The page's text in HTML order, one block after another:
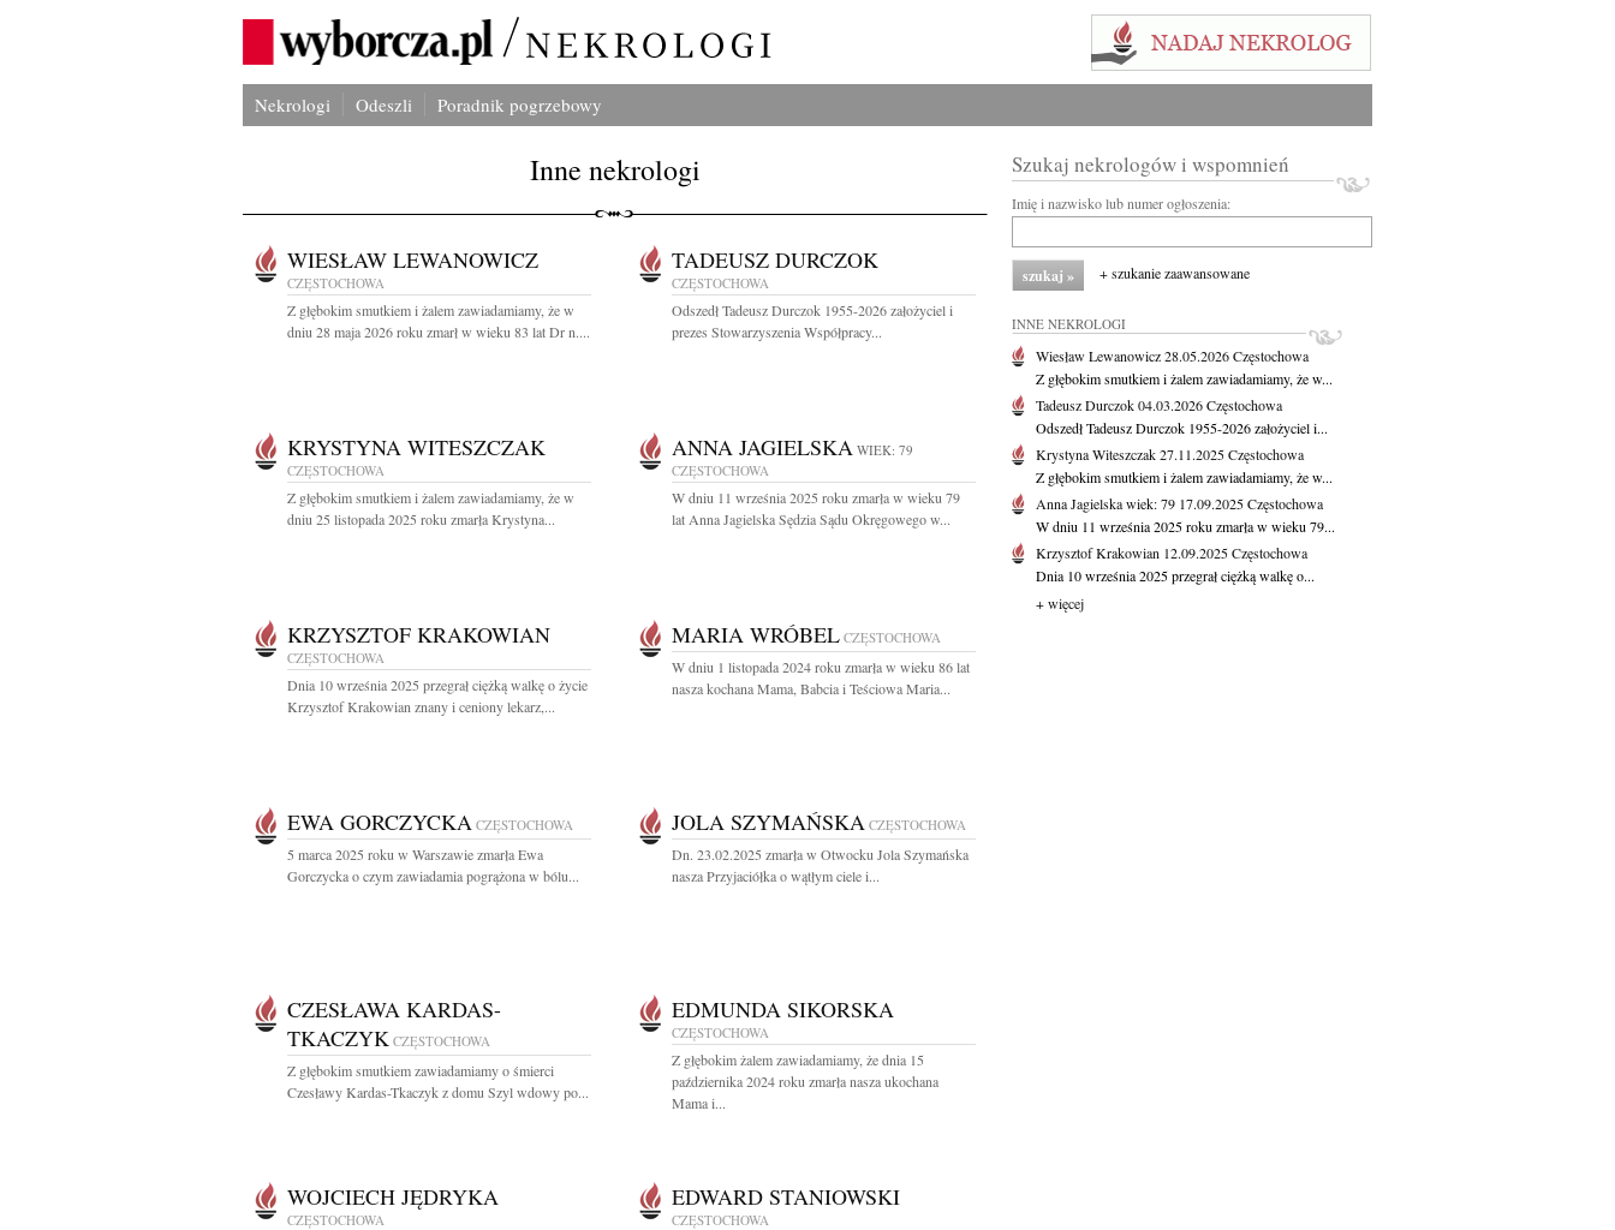
Nekrologi Odeszli Poradnik pogrzebowy
Inne nekrologi
WIESŁAW LEWANOWICZ
CZĘSTOCHOWA
Z głębokim smutkiem i żalem zawiadamiamy, że w
dniu 28 maja 2026 roku zmarł w wieku 83 lat Dr n....
TADEUSZ DURCZOK
CZĘSTOCHOWA
Odszedł Tadeusz Durczok 1955-2026 założyciel i
prezes Stowarzyszenia Współpracy...
KRYSTYNA WITESZCZAK
CZĘSTOCHOWA
Z głębokim smutkiem i żalem zawiadamiamy, że w
dniu 25 listopada 2025 roku zmarła Krystyna...
ANNA JAGIELSKA WIEK: 79
CZĘSTOCHOWA
W dniu 11 września 2025 roku zmarła w wieku 79
lat Anna Jagielska Sędzia Sądu Okręgowego w...
KRZYSZTOF KRAKOWIAN
CZĘSTOCHOWA
Dnia 10 września 2025 przegrał ciężką walkę o życie
Krzysztof Krakowian znany i ceniony lekarz,...
MARIA WRÓBEL CZĘSTOCHOWA
W dniu 1 listopada 2024 roku zmarła w wieku 86 lat
nasza kochana Mama, Babcia i Teściowa Maria...
EWA GORCZYCKA CZĘSTOCHOWA
5 marca 2025 roku w Warszawie zmarła Ewa
Gorczycka o czym zawiadamia pogrążona w bólu...
JOLA SZYMAŃSKA CZĘSTOCHOWA
Dn. 23.02.2025 zmarła w Otwocku Jola Szymańska
nasza Przyjaciółka o wątłym ciele i...
CZESŁAWA KARDAS-
TKACZYK CZĘSTOCHOWA
Z głębokim smutkiem zawiadamiamy o śmierci
Czesławy Kardas-Tkaczyk z domu Szyl wdowy po...
EDMUNDA SIKORSKA
CZĘSTOCHOWA
Z głębokim żalem zawiadamiamy, że dnia 15
października 2024 roku zmarła nasza ukochana
Mama i...
WOJCIECH JĘDRYKA
CZĘSTOCHOWA
EDWARD STANIOWSKI
CZĘSTOCHOWA
Szukaj nekrologów i wspomnień
Imię i nazwisko lub numer ogłoszenia:
+ szukanie zaawansowane
INNE NEKROLOGI
Wiesław Lewanowicz28.05.2026Częstochowa
Z głębokim smutkiem i żalem zawiadamiamy, że w...
Tadeusz Durczok04.03.2026Częstochowa
Odszedł Tadeusz Durczok 1955-2026 założyciel i...
Krystyna Witeszczak27.11.2025Częstochowa
Z głębokim smutkiem i żalem zawiadamiamy, że w...
Anna Jagielskawiek: 79 17.09.2025Częstochowa
W dniu 11 września 2025 roku zmarła w wieku 79...
Krzysztof Krakowian 12.09.2025Częstochowa
Dnia 10 września 2025 przegrał ciężką walkę o...
+ więcej